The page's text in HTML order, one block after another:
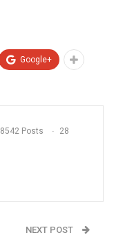
Google+
8542 Posts 28
NEXT POST